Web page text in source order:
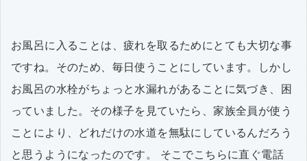
お風呂に入ることは、疲れを取るためにとても大切な事
ですね。そのため、毎日使うことにしています。しかし
お風呂の水栓がちょっと水漏れがあることに気づき、困
っていました。その様子を見ていたら、家族全員が使う
ことにより、どれだけの水道を無駄にしているんだろう
と思うようになったのです。 そこでこちらに直ぐ電話